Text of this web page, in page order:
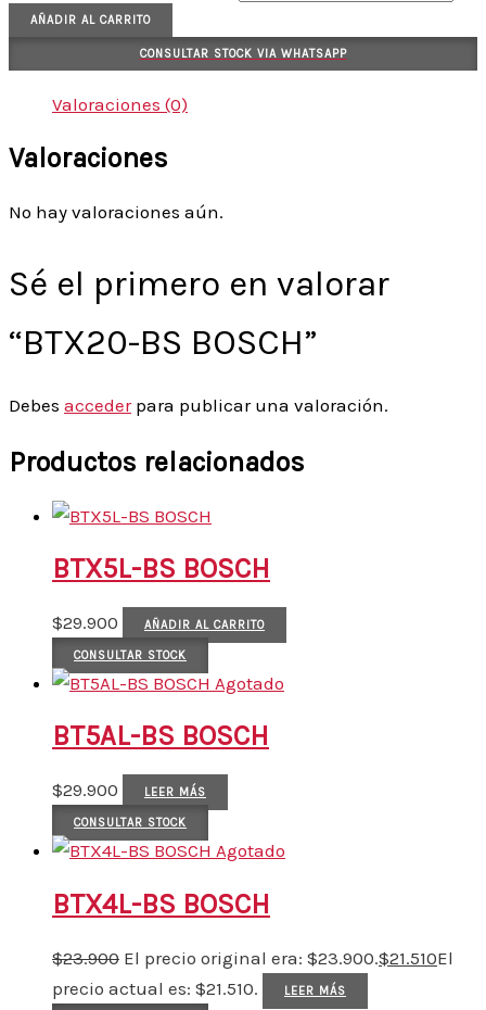
AÑADIR AL CARRITO
CONSULTAR STOCK VIA WHATSAPP
Valoraciones (0)
Valoraciones
No hay valoraciones aún.
Sé el primero en valorar
“BTX20-BS BOSCH”
Debes accederpara publicar una valoración.
Productos relacionados
BTX5L-BS BOSCH
$29.900 AÑADIR AL CARRITO
CONSULTAR STOCK
Agotado
BT5AL-BS BOSCH
$29.900 LEER MÁS
CONSULTAR STOCK
Agotado
BTX4L-BS BOSCH
$23.900 El precio original era: $23.900.$21.510El
precio actual es: $21.510.
LEER MÁS